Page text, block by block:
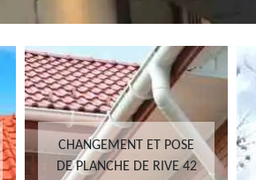
CHANGEMENT ET POSE
DE PLANCHE DE RIVE 42